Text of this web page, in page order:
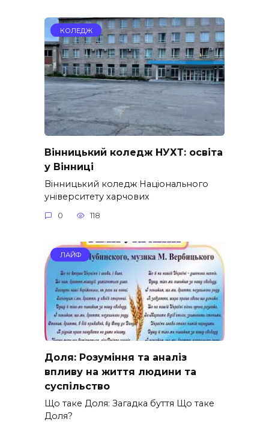
КОЛЕДЖ
Вінницький коледж НУХТ: освіта
у Вінниці
Вінницький коледж Національного
університету харчових
0 118
ЛАЙФ
Доля: Розуміння та аналіз
впливу на життя людини та
суспільство
Що таке Доля: Загадка буття Що таке
Доля?